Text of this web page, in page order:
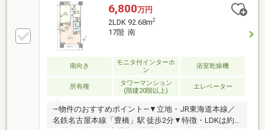
帖納戸は多用途に活用可能・WIC2か所等、全居室に収
納有・セコム提携の24時間セキュリティシステム・ペ
ット飼育可能(細則有)▼設備・宅配ロッカー・24時間
ゴミステーション▼周辺環境・豊橋市立羽根井小学校
徒歩8分(約605m)■ ご希望の住まい探しをお手伝いし
ます ━━━━━・・・物件の詳細・ご相談はお気軽に
6,800万円
2LDK 92.68m2
17階 南
南向き
モニタ付インターホ
ン
浴室乾燥機
所有権
タワーマンション
(階建20階以上)
エレベーター
―物件のおすすめポイント―▼立地・JR東海道本線／
名鉄名古屋本線「豊橋」駅 徒歩2分▼特徴・LDKは約